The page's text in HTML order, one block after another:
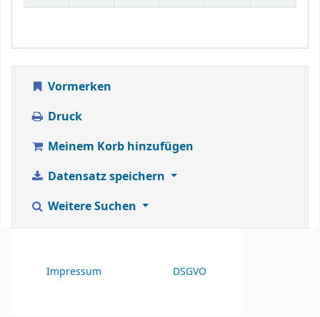
Vormerken
Druck
Meinem Korb hinzufügen
Datensatz speichern
Weitere Suchen
Impressum DSGVO